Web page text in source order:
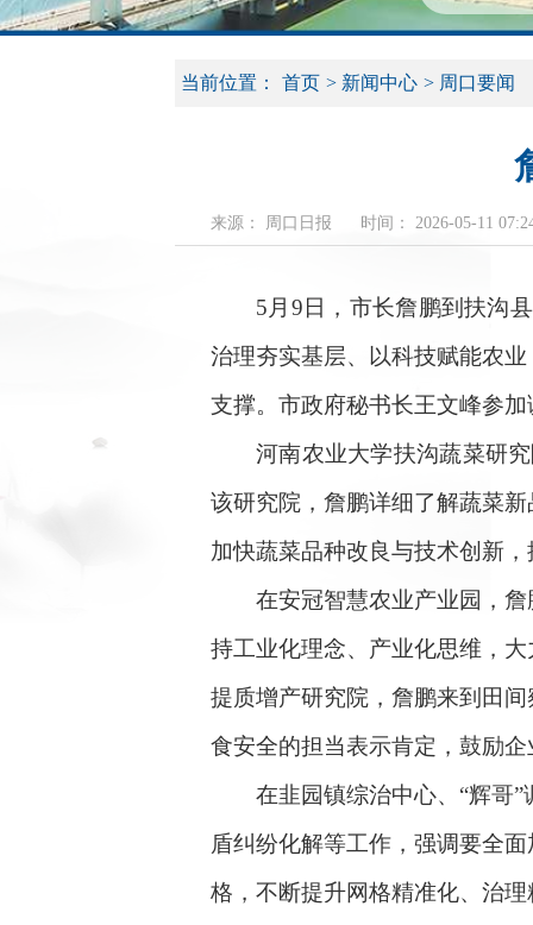
当前位置： 首页 > 新闻中心 > 周口要闻
来源： 周口日报 时间： 2026-05-11
5月9日，市长詹鹏到扶沟县
治理夯实基层、以科技赋能农
支撑。市政府秘书长王文峰参加
河南农业大学扶沟蔬菜研究
该研究院，詹鹏详细了解蔬菜
加快蔬菜品种改良与技术创新
在安冠智慧农业产业园，詹
持工业化理念、产业化思维，
提质增产研究院，詹鹏来到田
食安全的担当表示肯定，鼓励
在韭园镇综治中心、“辉哥”
盾纠纷化解等工作，强调要全
格，不断提升网格精准化、治